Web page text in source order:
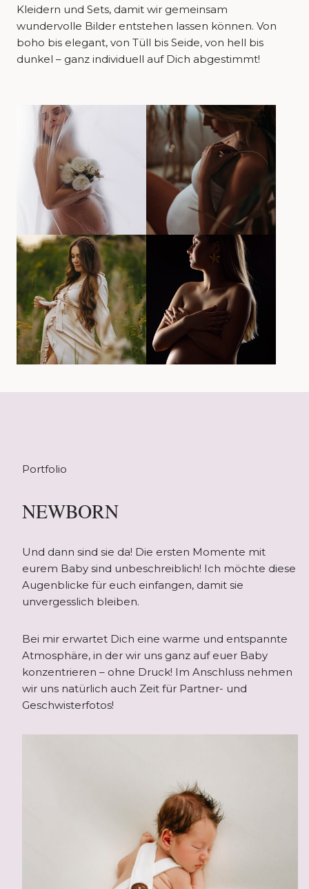
Kleidern und Sets, damit wir gemeinsam
wundervolle Bilder entstehen lassen können. Von
boho bis elegant, von Tüll bis Seide, von hell bis
dunkel – ganz individuell auf Dich abgestimmt!
Portfolio
NEWBORN
Und dann sind sie da! Die ersten Momente mit
eurem Baby sind unbeschreiblich! Ich möchte diese
Augenblicke für euch einfangen, damit sie
unvergesslich bleiben.
Bei mir erwartet Dich eine warme und entspannte
Atmosphäre, in der wir uns ganz auf euer Baby
konzentrieren – ohne Druck! Im Anschluss nehmen
wir uns natürlich auch Zeit für Partner- und
Geschwisterfotos!